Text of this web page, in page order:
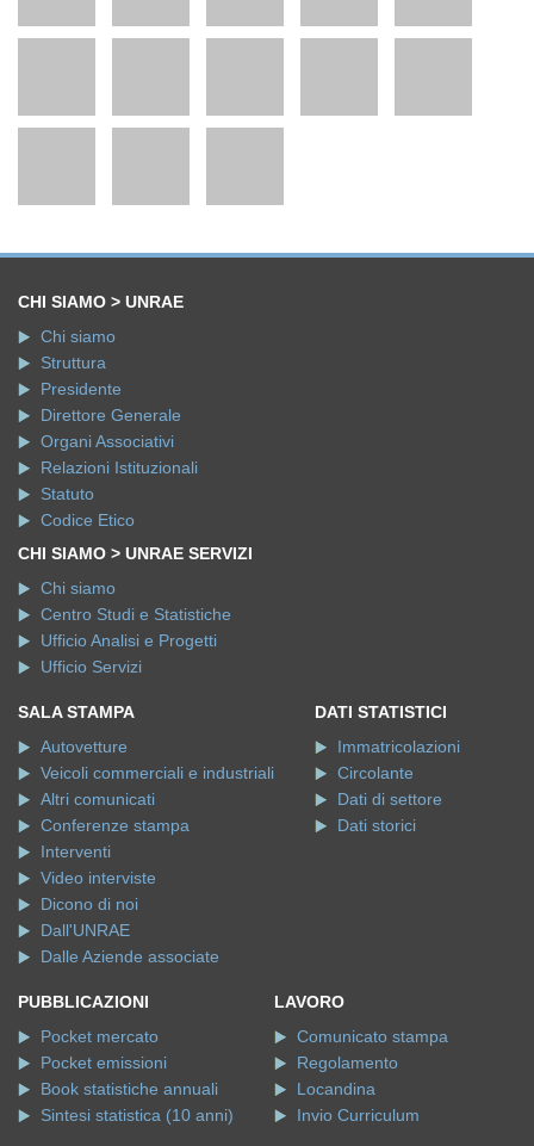
CHI SIAMO > UNRAE
Chi siamo
Struttura
Presidente
Direttore Generale
Organi Associativi
Relazioni Istituzionali
Statuto
Codice Etico
CHI SIAMO > UNRAE SERVIZI
Chi siamo
Centro Studi e Statistiche
Ufficio Analisi e Progetti
Ufficio Servizi
SALA STAMPA
Autovetture
Veicoli commerciali e industriali
Altri comunicati
Conferenze stampa
Interventi
Video interviste
Dicono di noi
Dall'UNRAE
Dalle Aziende associate
DATI STATISTICI
Immatricolazioni
Circolante
Dati di settore
Dati storici
PUBBLICAZIONI
Pocket mercato
Pocket emissioni
Book statistiche annuali
Sintesi statistica (10 anni)
LAVORO
Comunicato stampa
Regolamento
Locandina
Invio Curriculum